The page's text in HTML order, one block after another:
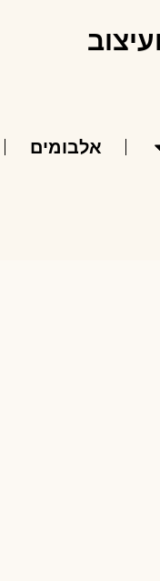
אלבומים